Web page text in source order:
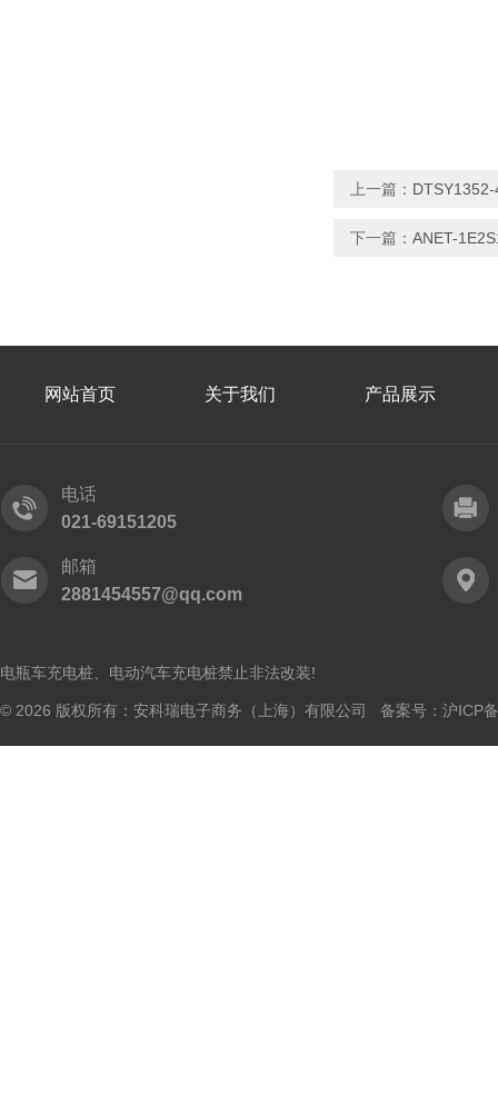
上一篇：
下一篇： ANET-
网站首页 关于我们 产品展示
电话
021-69151205
邮箱
2881454557@qq.com
电瓶车充电桩、电动汽车充电桩禁止非法改装!
© 2026 版权所有：安科瑞电子商务（上海）有限公司 备案号： 沪ICP